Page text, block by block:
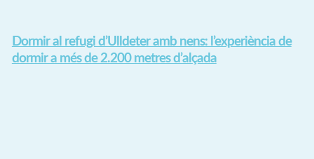
Dormir al refugi d’Ulldeter amb nens: l’experiència de
dormir a més de 2.200 metres d’alçada